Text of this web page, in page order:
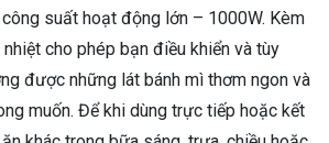
suất hoạt động lớn – 1000W. Kèm
cho phép bạn điều khiển và tùy
được những lát bánh mì thơm ngon và
muốn. Để khi dùng trực tiếp hoặc kết